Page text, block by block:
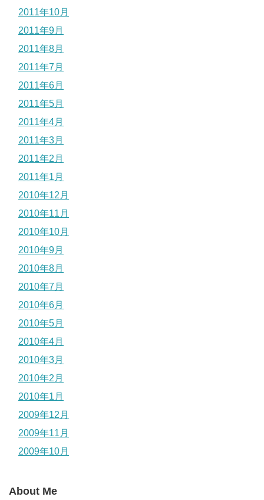
2011年10月
2011年9月
2011年8月
2011年7月
2011年6月
2011年5月
2011年4月
2011年3月
2011年2月
2011年1月
2010年12月
2010年11月
2010年10月
2010年9月
2010年8月
2010年7月
2010年6月
2010年5月
2010年4月
2010年3月
2010年2月
2010年1月
2009年12月
2009年11月
2009年10月
About Me